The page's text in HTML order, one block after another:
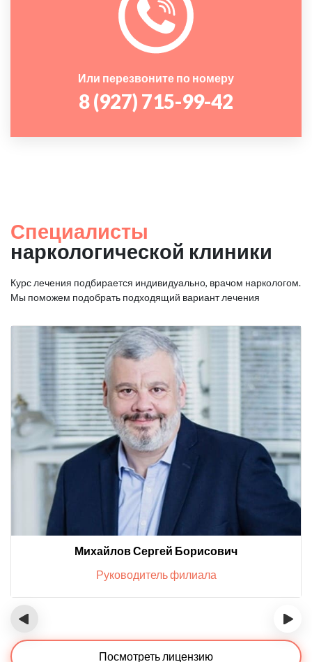
Или перезвоните по номеру
8 (927) 715-99-42
Специалисты
наркологической клиники
Курс лечения подбирается индивидуально, врачом наркологом.
Мы поможем подобрать подходящий вариант лечения
Михайлов Сергей Борисович
Руководитель филиала
‹ ›
Посмотреть лицензию